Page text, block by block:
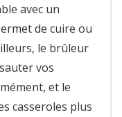
avec un
de cuire ou
le brûleur
vos
et le
casseroles plus